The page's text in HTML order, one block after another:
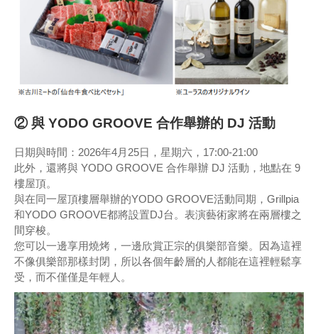
② 與 YODO GROOVE 合作舉辦的 DJ 活動
日期與時間：2026年4月25日，星期六，17:00-21:00
此外，還將與 YODO GROOVE 合作舉辦 DJ 活動，地點在 9
樓屋頂。
與在同一屋頂樓層舉辦的YODO GROOVE活動同期，Grillpia
和YODO GROOVE都將設置DJ台。表演藝術家將在兩層樓之
間穿梭。
您可以一邊享用燒烤，一邊欣賞正宗的俱樂部音樂。因為這裡
不像俱樂部那樣封閉，所以各個年齡層的人都能在這裡輕鬆享
受，而不僅僅是年輕人。